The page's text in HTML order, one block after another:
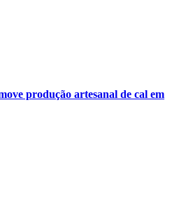
produção artesanal de cal em